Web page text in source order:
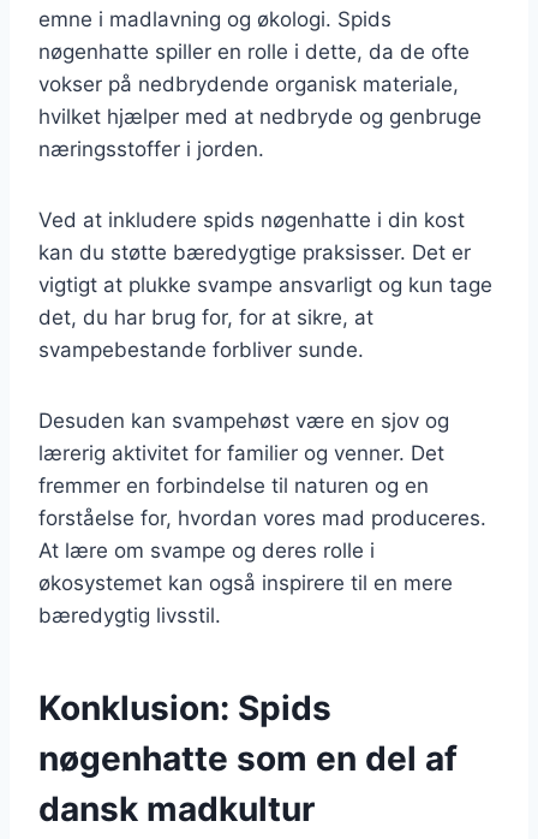
emne i madlavning og økologi. Spids
nøgenhatte spiller en rolle i dette, da de ofte
vokser på nedbrydende organisk materiale,
hvilket hjælper med at nedbryde og genbruge
næringsstoffer i jorden.
Ved at inkludere spids nøgenhatte i din kost
kan du støtte bæredygtige praksisser. Det er
vigtigt at plukke svampe ansvarligt og kun tage
det, du har brug for, for at sikre, at
svampebestande forbliver sunde.
Desuden kan svampehøst være en sjov og
lærerig aktivitet for familier og venner. Det
fremmer en forbindelse til naturen og en
forståelse for, hvordan vores mad produceres.
At lære om svampe og deres rolle i
økosystemet kan også inspirere til en mere
bæredygtig livsstil.
Konklusion: Spids
nøgenhatte som en del af
dansk madkultur